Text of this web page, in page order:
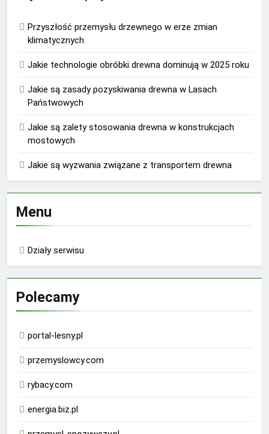
Przyszłość przemysłu drzewnego w erze zmian
klimatycznych
Jakie technologie obróbki drewna dominują w 2025 roku
Jakie są zasady pozyskiwania drewna w Lasach
Państwowych
Jakie są zalety stosowania drewna w konstrukcjach
mostowych
Jakie są wyzwania związane z transportem drewna
Menu
Działy serwisu
Polecamy
portal-lesny.pl
przemyslowcy.com
rybacy.com
energia.biz.pl